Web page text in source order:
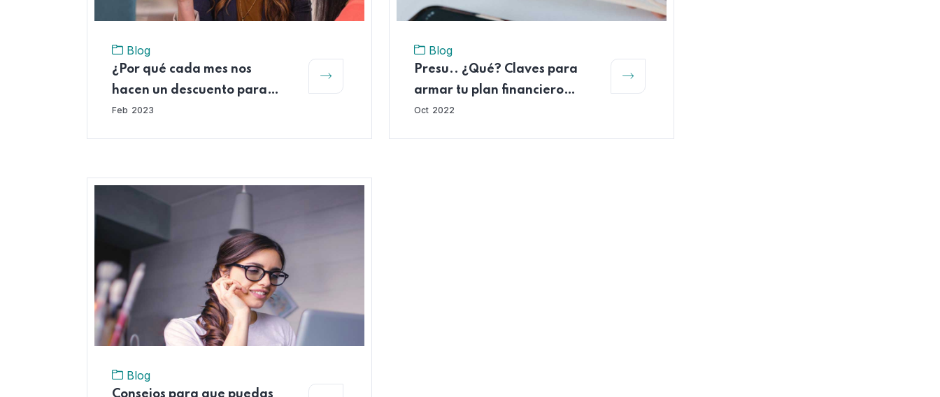
Blog
¿Por qué cada mes nos
hacen un descuento para
cotizar a las AFP?
Feb 2023
Blog
Presu.. ¿Qué? Claves para
armar tu plan financiero
personal
Oct 2022
Blog
Consejos para que puedas